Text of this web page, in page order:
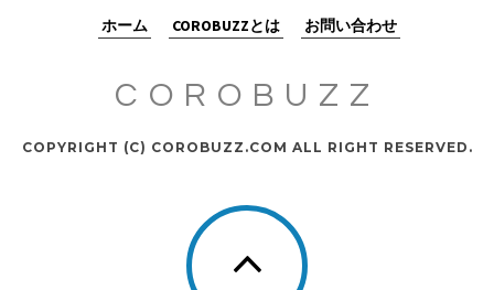
ホーム COROBUZZとは お問い合わせ
COROBUZZ
COPYRIGHT (C) COROBUZZ.COM ALL RIGHT RESERVED.